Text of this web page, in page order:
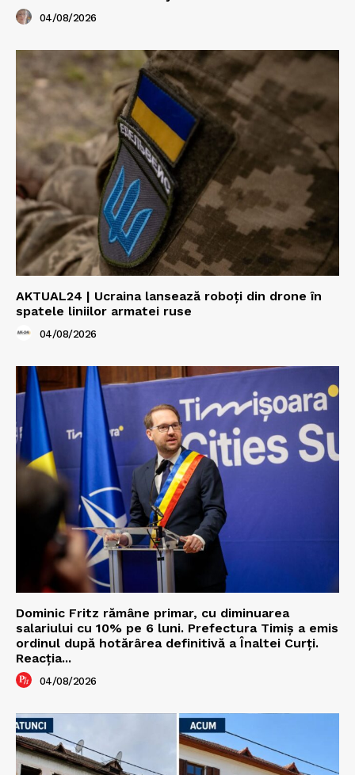
04/08/2026
AKTUAL24 | Ucraina lansează roboți din drone în
spatele liniilor armatei ruse
04/08/2026
Dominic Fritz rămâne primar, cu diminuarea
salariului cu 10% pe 6 luni. Prefectura Timiș a emis
ordinul după hotărârea definitivă a Înaltei Curți.
Reacția...
04/08/2026